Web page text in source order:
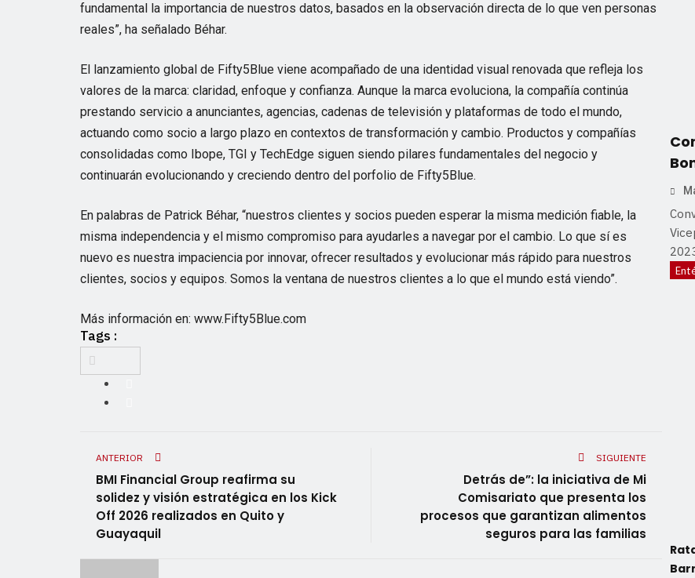
fundamental la importancia de nuestros datos, basados en la observación directa de lo que ven personas
reales”, ha señalado Béhar.
El lanzamiento global de Fifty5Blue viene acompañado de una identidad visual renovada que refleja los
valores de la marca: claridad, enfoque y confianza. Aunque la marca evoluciona, la compañía continúa
prestando servicio a anunciantes, agencias, cadenas de televisión y plataformas de todo el mundo,
actuando como socio a largo plazo en contextos de transformación y cambio. Productos y compañías
consolidadas como Ibope, TGI y TechEdge siguen siendo pilares fundamentales del negocio y
continuarán evolucionando y creciendo dentro del porfolio de Fifty5Blue.
En palabras de Patrick Béhar, “nuestros clientes y socios pueden esperar la misma medición fiable, la
misma independencia y el mismo compromiso para ayudarles a navegar por el cambio. Lo que sí es
nuevo es nuestra impaciencia por innovar, ofrecer resultados y evolucionar más rápido para nuestros
clientes, socios y equipos. Somos la ventana de nuestros clientes a lo que el mundo está viendo”.
Más información en: www.Fifty5Blue.com
Tags :
ANTERIOR
BMI Financial Group reafirma su
solidez y visión estratégica en los Kick
Off 2026 realizados en Quito y
Guayaquil
SIGUIENTE
Detrás de”: la iniciativa de Mi
Comisariato que presenta los
procesos que garantizan alimentos
seguros para las familias